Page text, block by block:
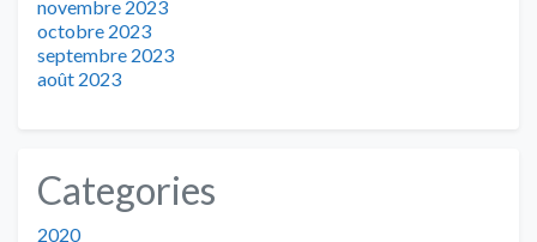
novembre 2023
octobre 2023
septembre 2023
août 2023
Categories
2020